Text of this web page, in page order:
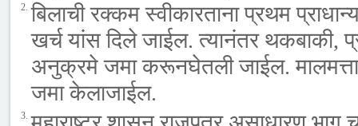
2. बिलाची रक्कम स्वीकारताना प्रथम
खर्च यांस दिले जाईल. त्यानंतर थकबाकी,
अनुक्रमे जमा करूनघेतली जाईल. मालमत्ता
जमा केलाजाईल.
3.